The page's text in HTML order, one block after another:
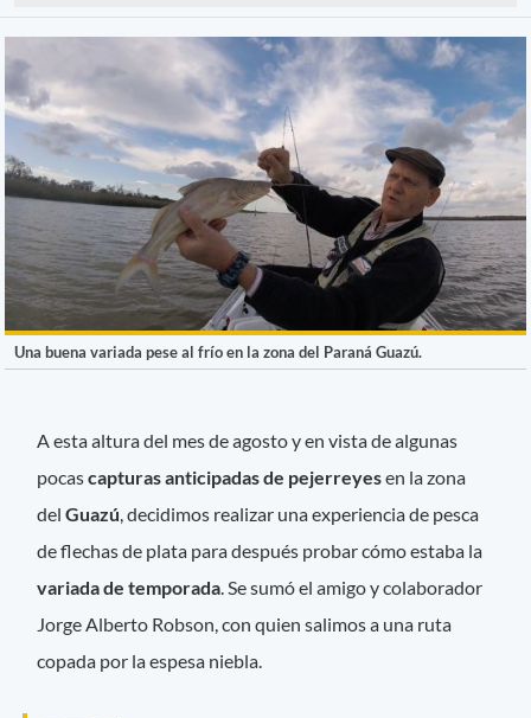
Una buena variada pese al frío en la zona del Paraná Guazú.
A esta altura del mes de agosto y en vista de algunas
pocascapturas anticipadas de pejerreyesen la zona
delGuazú , decidimos realizar una experiencia de pesca
de flechas de plata para después probar cómo estaba la
variada de temporada . Se sumó el amigo y colaborador
Jorge Alberto Robson, con quien salimos a una ruta
copada por la espesa niebla.